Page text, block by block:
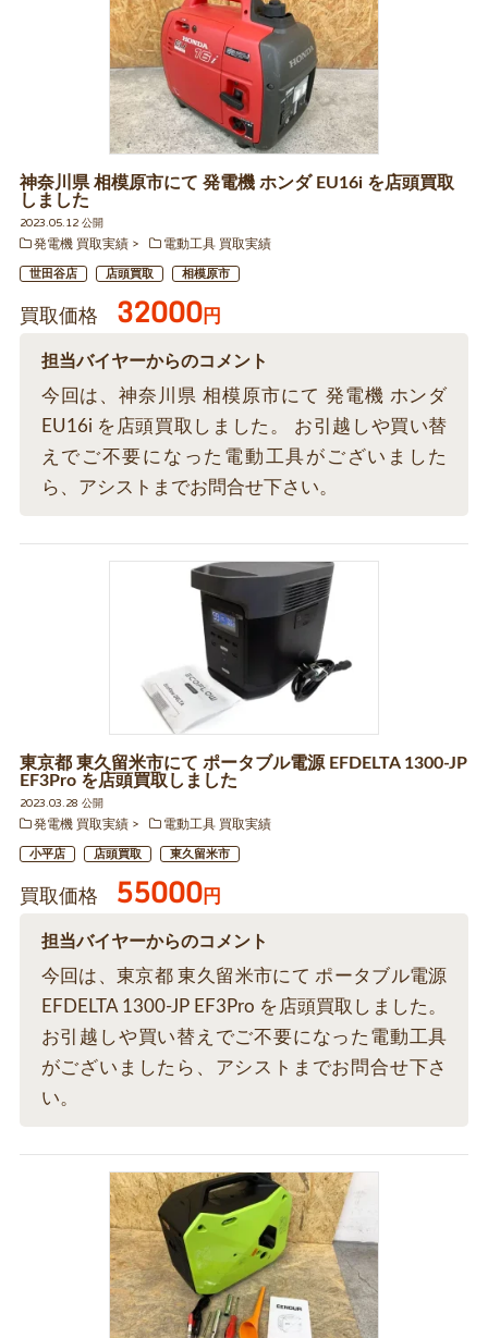
神奈川県 相模原市にて 発電機 ホンダ EU16i を店頭買取
しました
2023.05.12 公開
発電機 買取実績
電動工具 買取実績
世田谷店 店頭買取 相模原市
買取価格 32000円
担当バイヤーからのコメント
今回は、神奈川県 相模原市にて 発電機 ホンダ
EU16i を店頭買取しました。 お引越しや買い替
えでご不要になった電動工具がございました
ら、アシストまでお問合せ下さい。
東京都 東久留米市にて ポータブル電源 EFDELTA 1300-JP
EF3Pro を店頭買取しました
2023.03.28 公開
発電機 買取実績
電動工具 買取実績
小平店 店頭買取 東久留米市
買取価格 55000円
担当バイヤーからのコメント
今回は、東京都 東久留米市にて ポータブル電源
EFDELTA 1300-JP EF3Pro を店頭買取しました。
お引越しや買い替えでご不要になった電動工具
がございましたら、アシストまでお問合せ下さ
い。